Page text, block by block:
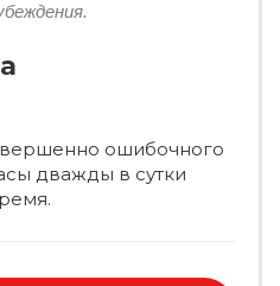
ошибочного
дважды в сутки